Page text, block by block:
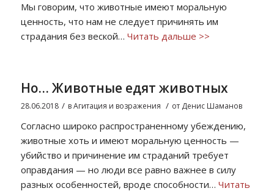
Мы говорим, что животные имеют моральную
ценность, что нам не следует причинять им
страдания без веской… Читать дальше >>
Но… Животные едят животных
28.06.2018 / вАгитация и возражения / от Денис Шаманов
Согласно широко распространенному убеждению,
животные хоть и имеют моральную ценность —
убийство и причинение им страданий требует
оправдания — но люди все равно важнее в силу
разных особенностей, вроде способности… Читать